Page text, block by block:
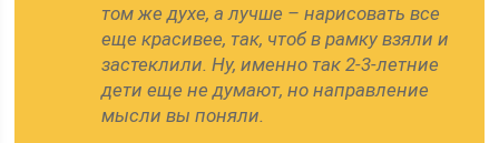
том же духе, а лучше – нарисовать все
еще красивее, так, чтоб в рамку взяли и
застеклили. Ну, именно так 2-3-летние
дети еще не думают, но направление
мысли вы поняли.